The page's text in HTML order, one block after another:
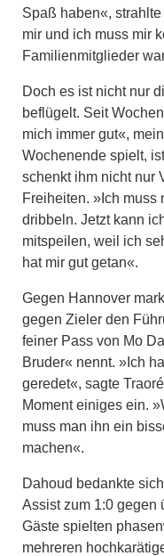
Spaß haben«,
mir und ich muss mir
Familienmitglieder
Doch es ist nicht nur
beflügelt. Seit
mich immer gut«,
Wochenende spielt,
schenkt ihm nicht nur
Freiheiten. »Ich muss
dribbeln. Jetzt kann
mitspeilen, weil ich
hat mir gut getan«.
Gegen Hannover
gegen Zieler den
feiner Pass von Mo
Bruder« nennt. »Ich
geredet«, sagte
Moment einiges ein.
muss man ihn ein
machen«.
Dahoud bedankte
Assist zum 1:0 gegen
Gäste spielten
mehreren